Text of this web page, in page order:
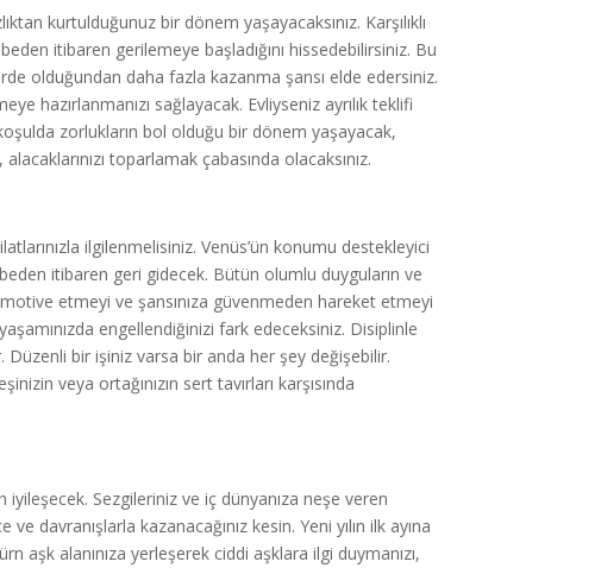
kurtulduğunuz bir dönem yaşayacaksınız. Karşılıklı
itibaren gerilemeye başladığını hissedebilirsiniz. Bu
olduğundan daha fazla kazanma şansı elde edersiniz.
hazırlanmanızı sağlayacak. Evliyseniz ayrılık teklifi
zorlukların bol olduğu bir dönem yaşayacak,
toparlamak çabasında olacaksınız.
ilgilenmelisiniz. Venüs’ün konumu destekleyici
itibaren geri gidecek. Bütün olumlu duyguların ve
etmeyi ve şansınıza güvenmeden hareket etmeyi
engellendiğinizi fark edeceksiniz. Disiplinle
bir işiniz varsa bir anda her şey değişebilir.
veya ortağınızın sert tavırları karşısında
Sezgileriniz ve iç dünyanıza neşe veren
davranışlarla kazanacağınız kesin. Yeni yılın ilk ayına
alanınıza yerleşerek ciddi aşklara ilgi duymanızı,